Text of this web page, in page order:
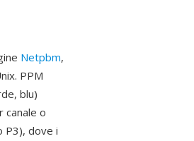
Netpbm,
PPM
blu)
canale o
P3), dove i